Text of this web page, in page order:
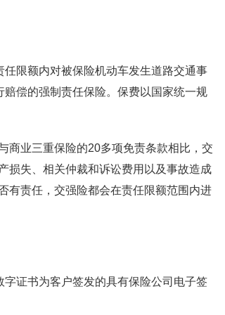
任限额内对被保险机动车发生道路交通事
偿的强制责任保险。保费以国家统一规
商业三重保险的20多项免责条款相比，交
损失、相关仲裁和诉讼费用以及事故造成
有责任，交强险都会在责任限额范围内进
证书为客户签发的具有保险公司电子签